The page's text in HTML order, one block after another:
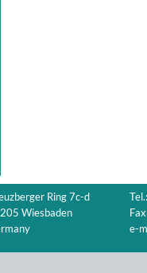
Ring 7c-d
Wiesbaden
e-